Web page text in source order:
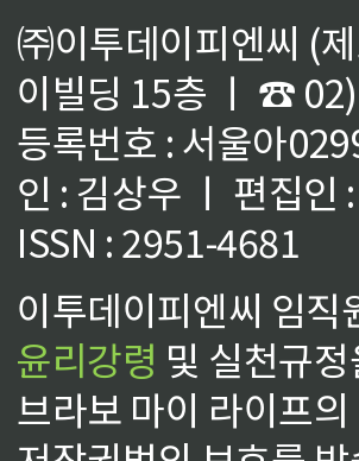
㈜이투데이피엔씨 (
이빌딩 15층 ㅣ ☎
등록번호 : 서울아
인 : 김상우 ㅣ 편집인
ISSN : 2951-4681
이투데이피엔씨 임
윤리강령 및 실천규
브라보 마이 라이프